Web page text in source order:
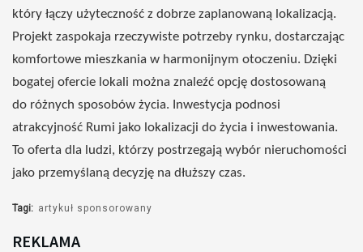
który łączy użyteczność z dobrze zaplanowaną lokalizacją.
Projekt zaspokaja rzeczywiste potrzeby rynku, dostarczając
komfortowe mieszkania w harmonijnym otoczeniu. Dzięki
bogatej ofercie lokali można znaleźć opcję dostosowaną
do różnych sposobów życia. Inwestycja podnosi
atrakcyjność Rumi jako lokalizacji do życia i inwestowania.
To oferta dla ludzi, którzy postrzegają wybór nieruchomości
jako przemyślaną decyzję na dłuższy czas.
Tagi: artykuł sponsorowany
REKLAMA